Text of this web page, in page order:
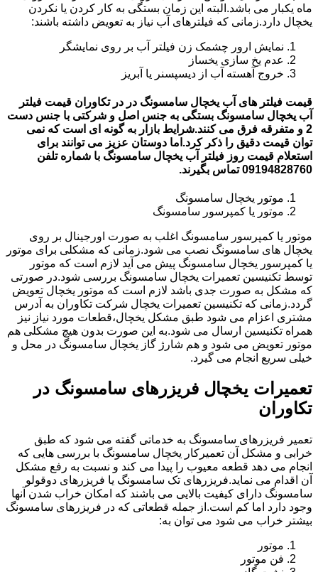
ماه یکبار می باشد.البته این زمان بستگی به کار کردن یا نکردن
یخچال دارد.زمانی که فیلترهای آب نیاز به تعویض داشته باشند:
نمایش ارور چشمک زن فیلتر آب بر روی نمایشگر
عدم یخ سازی یخساز
خروج آهسته آب از دیسپسنر یا آبریز
قیمت فیلتر های آب یخچال سامسونگ در در تکاوران قیمت فیلتر
آب یخچال سامسونگ بستگی به جنس اصل و شرکتی با جنس دست
2 و متفرقه فرق می کنند.شرایط بازار به گونه ای است که نمی
توان قیمت دقیق را ذکر کرد.اما دوستان عزیز می توانند برای
استعلام قیمت روز فیلتر آب یخچال سامسونگ با شماره تلفن
09194828760 تماس بگیرند.
موتور یخچال سامسونگ
موتور یا کمپرسور سامسونگ
موتور یا کمپرسور سامسونگ اغلب به صورت اورجینال بر روی
یخچال های سامسونگ نصب می شود.زمانی که مشکلی برای موتور
یا کمپرسور یخچال سامسونگ پیش می آید لازم است که موتور
توسط تکنیسین تعمیرات یخچال سامسونگ بررسی شود.در صورتی
که مشکل به صورت جدی باشد لازم است که موتور یخچال تعویض
گردد.زمانی که تکنیسین تعمیرات یخچال شرکت تکاوران به آدرس
مشتری اعزام می شود طبق مشکل یخچال،قطعات مورد نیاز نیز
همراه تکنیسین ارسال می شود.به این صورت بدون هیچ مشکلی هم
موتور تعویض می شود و هم شارژ گاز یخچال سامسونگ در محل و
خیلی سریع انجام می گیرد.
تعمیرات یخچال فریزرهای سامسونگ در
تکاوران
تعمیر فریزرهای سامسونگ به خدماتی گفته می شود که طبق
خرابی و مشکل آن تعمیرکار یخچال سامسونگ با بررسی هایی که
انجام می دهد قطعه معیوب را پیدا می کند و نسبت به رفع مشکل
آن اقدام می نماید.فریزرهای تک سامسونگ یا فریزرهای دوقولو
سامسونگ دارای کیفیت بالایی می باشند که امکان خراب شدن آنها
وجود دارد اما کم است.از جمله قطعاتی که در فریزرهای سامسونگ
بیشتر خراب می شود می توان به:
موتور
فن موتور